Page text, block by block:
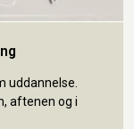
uddannelse.
aftenen og i